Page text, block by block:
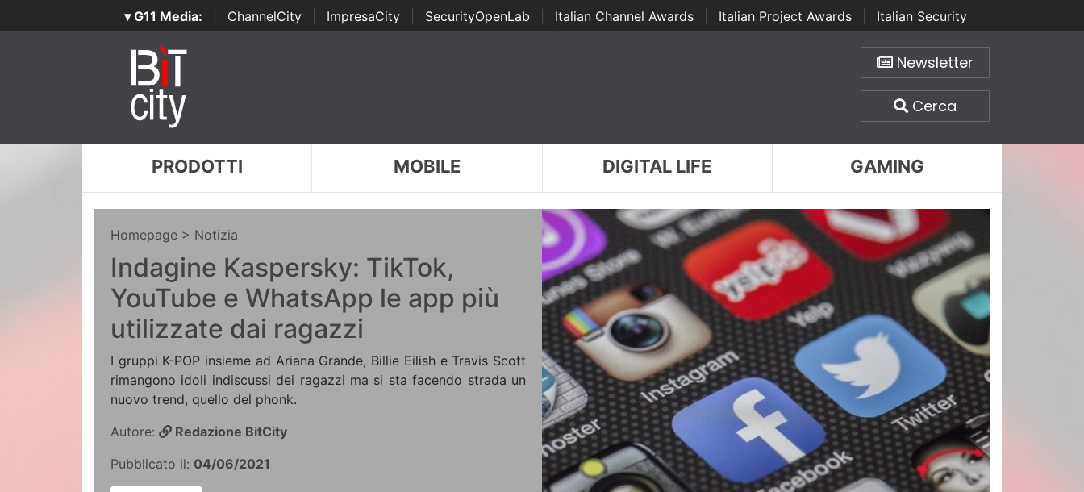
▾ G11 Media: ChannelCity ImpresaCity SecurityOpenLab Italian Channel Awards Italian Project Awards
Italian Security
Awards | ...
Newsletter
Cerca
PRODOTTI MOBILE DIGITAL LIFE GAMING
Homepage > Notizia
Indagine Kaspersky: TikTok,
YouTube e WhatsApp le app più
utilizzate dai ragazzi
I gruppi K-POP insieme ad Ariana Grande, Billie Eilish e Travis Scott
rimangono idoli indiscussi dei ragazzi ma si sta facendo strada un
nuovo trend, quello del phonk.
Autore:
Redazione BitCity
Pubblicato il: 04/06/2021